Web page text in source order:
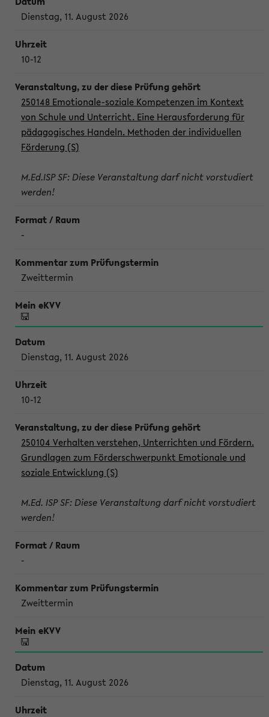
Dienstag, 11. August 2026
10-12
250148 Emotionale-soziale Kompetenzen im Kontext
von Schule und Unterricht. Eine Herausforderung für
pädagogisches Handeln. Methoden der individuellen
Förderung (S)
M.Ed.ISP SF: Diese Veranstaltung darf nicht vorstudiert
werden!
-
Zweittermin
Dienstag, 11. August 2026
10-12
250104 Verhalten verstehen, Unterrichten und Fördern.
Grundlagen zum Förderschwerpunkt Emotionale und
soziale Entwicklung (S)
M.Ed. ISP SF: Diese Veranstaltung darf nicht vorstudiert
werden!
-
Zweittermin
Dienstag, 11. August 2026